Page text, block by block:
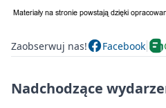
Zaobserwuj nas! Facebook
Nadchodzące